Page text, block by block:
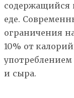
содержащийся
еде.
ограничения
10% от
и сыра.